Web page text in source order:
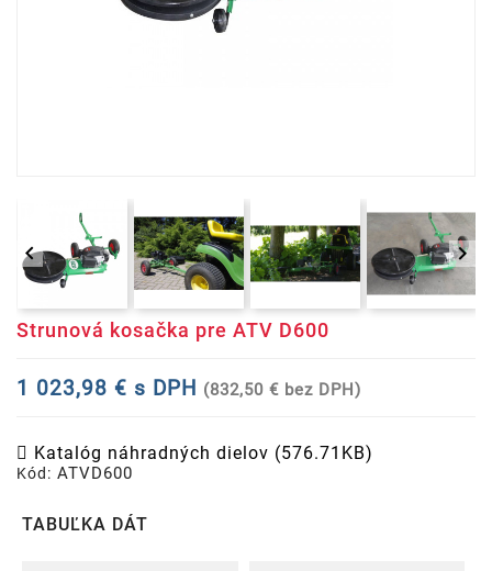
 
Strunová kosačka pre ATV D600
1 023,98 € s DPH (832,50 € bez DPH)
Katalóg náhradných dielov (576.71KB)
Kód: ATVD600
TABUĽKA DÁT